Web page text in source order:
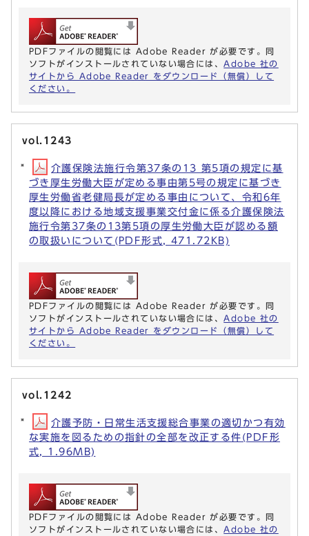
PDFファイルの閲覧には Adobe Reader が必要です。同
ソフトがインストールされていない場合には、 Adobe 社の
サイトから Adobe Reader をダウンロード（無償）して
ください。
vol.1243
介護保険法施行令第37条の13 第5項の規定に基
づき厚生労働大臣が定める事由第5号の規定に基づき
厚生労働省老健局長が定める事由について、令和6年
度以降における地域支援事業交付金に係る介護保険法
施行令第37条の13第5項の厚生労働大臣が認める額
の取扱いについて(PDF形式, 471.72KB)
PDFファイルの閲覧には Adobe Reader が必要です。同
ソフトがインストールされていない場合には、 Adobe 社の
サイトから Adobe Reader をダウンロード（無償）して
ください。
vol.1242
介護予防・日常生活支援総合事業の適切かつ有効
な実施を図るための指針の全部を改正する件(PDF形
式, 1.96MB)
PDFファイルの閲覧には Adobe Reader が必要です。同
ソフトがインストールされていない場合には、 Adobe 社の